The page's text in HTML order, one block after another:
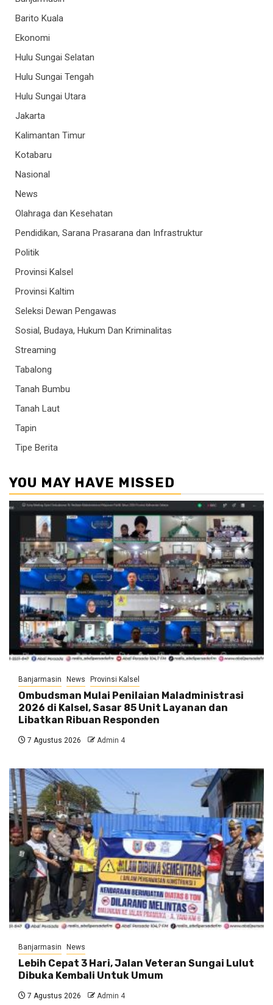
Barito Kuala
Ekonomi
Hulu Sungai Selatan
Hulu Sungai Tengah
Hulu Sungai Utara
Jakarta
Kalimantan Timur
Kotabaru
Nasional
News
Olahraga dan Kesehatan
Pendidikan, Sarana Prasarana dan Infrastruktur
Politik
Provinsi Kalsel
Provinsi Kaltim
Seleksi Dewan Pengawas
Sosial, Budaya, Hukum Dan Kriminalitas
Streaming
Tabalong
Tanah Bumbu
Tanah Laut
Tapin
Tipe Berita
YOU MAY HAVE MISSED
Banjarmasin News Provinsi Kalsel
Ombudsman Mulai Penilaian Maladministrasi
2026 di Kalsel, Sasar 85 Unit Layanan dan
Libatkan Ribuan Responden
7 Agustus 2026 Admin 4
Banjarmasin News
Lebih Cepat 3 Hari, Jalan Veteran Sungai Lulut
Dibuka Kembali Untuk Umum
7 Agustus 2026 Admin 4